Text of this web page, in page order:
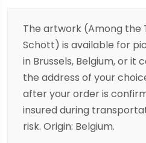
The artwork (Among the
Schott) is available for
in Brussels, Belgium, or it
the address of your
after your order is
insured during
risk. Origin: Belgium.